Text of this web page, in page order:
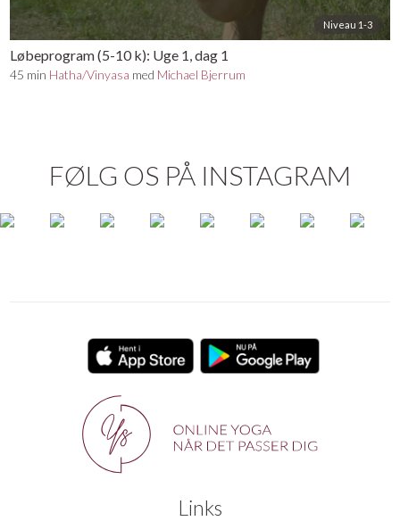
Niveau 1-3
Løbeprogram (5-10 k): Uge 1, dag 1
45 min Hatha/Vinyasa med Michael Bjerrum
FØLG OS PÅ INSTAGRAM
Links